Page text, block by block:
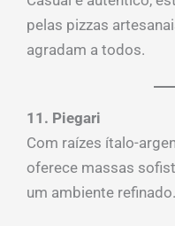
pelas pizzas
agradam a todos.
11. Piegari
Com raízes ítalo-
oferece massas
um ambiente refinado.